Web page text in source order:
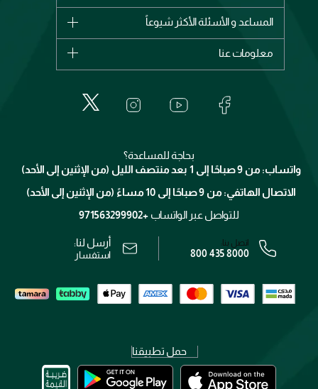
الأكثر مبيعاً
اشترِ بطاقة هدية
بربري
إيف سان لوران
المساعد و الأسئلة الأكثر شيوعاً
الإرجاع
معلومات عنا
خدمات المعارض
برنامج الولاء ميوز
الوظائف
الشروط و الأحكام
رقم السجل التجاري: 7013320481 — صادر من وزارة التجارة
بحاجة للمساعدة؟
واتساب: من 9 صباحًا إلى 1 بعد منتصف الليل (من الإثنين إلى الأحد)
الاتصال الهاتفي: من 9 صباحًا إلى 10 مساءً (من الإثنين إلى الأحد)
للتواصل عبر الواتساب +971563299902
اتصل بنا:
800 435 8000
أرسل لنا:
استفسار
حمل تطبيقنا